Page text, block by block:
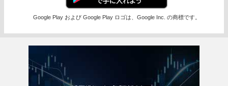
Google Play および Google Play ロゴは、Google Inc. の商標です。